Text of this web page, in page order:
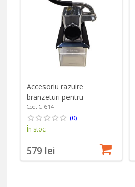
Accesoriu razuire
branzeturi pentru
CT106/CT107 - Cibustek
Cod: CT614
(0)
În stoc
579 lei